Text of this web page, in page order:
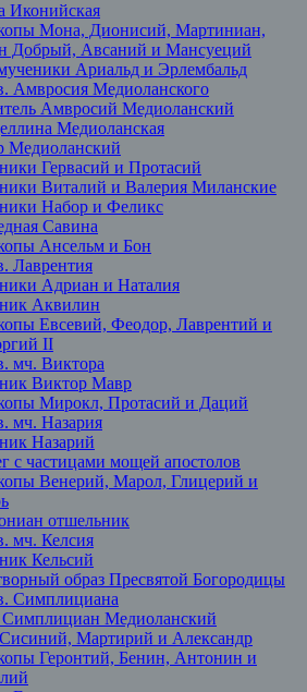
Иконийская
Мона, Дионисий, Мартиниан,
Добрый, Авсаний и Мансуеций
Ариальд и Эрлембальд
Амвросия Медиоланского
Амвросий Медиоланский
Медиоланская
Медиоланский
Гервасий и Протасий
Виталий и Валерия Миланские
Набор и Феликс
Савина
Ансельм и Бон
Лаврентия
Адриан и Наталия
Аквилин
Евсевий, Феодор, Лаврентий и
II
мч. Виктора
Виктор Мавр
Мирокл, Протасий и Даций
мч. Назария
Назарий
с частицами мощей апостолов
Венерий, Марол, Глицерий и
отшельник
мч. Келсия
Кельсий
образ Пресвятой Богородицы
Симплициана
Симплициан Медиоланский
Мартирий и Александр
Геронтий, Бенин, Антонин и